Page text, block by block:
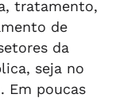
tratamento,
de
da
seja no
Em poucas